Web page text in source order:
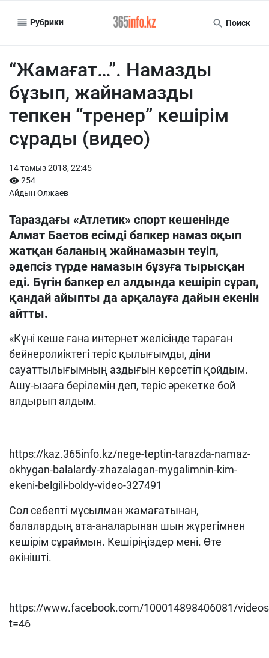
Рубрики Поиск
“Жамағат…”. Намазды
бұзып, жайнамазды
тепкен “тренер” кешірім
сұрады (видео)
14 тамыз 2018, 22:45
254
Айдын Олжаев
Тараздағы «Атлетик» спорт кешенінде
Алмат Баетов есімді бапкер намаз оқып
жатқан баланың жайнамазын теуіп,
әдепсіз түрде намазын бұзуға тырысқан
еді. Бүгін бапкер ел алдында кешіріп сұрап,
қандай айыпты да арқалауға дайын екенін
айтты.
«Күні кеше ғана интернет желісінде тараған
бейнеролиіктегі теріс қылығымды, діни
сауаттылығымның аздығын көрсетіп қойдым.
Ашу-ызаға берілемін деп, теріс әрекетке бой
алдырып алдым.
https://kaz.365info.kz/nege-teptin-tarazda-namaz-
okhygan-balalardy-zhazalagan-mygalimnin-kim-
ekeni-belgili-boldy-video-327491
Сол себепті мұсылман жамағатынан,
балалардың ата-аналарынан шын жүрегімнен
кешірім сұраймын. Кешіріңіздер мені. Өте
өкінішті.
https://www.facebook.com/100014898406081/
t=46